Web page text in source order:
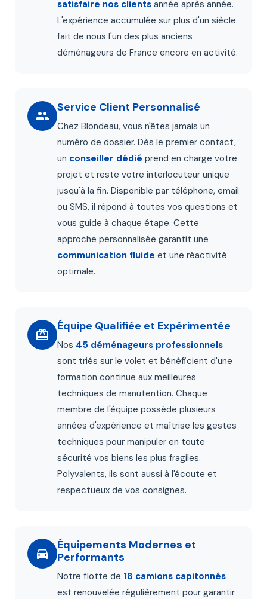
satisfaire nos clients année après année.
L'expérience accumulée sur plus d'un siècle
fait de nous l'un des plus anciens
déménageurs de France encore en activité.
Service Client Personnalisé
Chez Blondeau, vous n'êtes jamais un
numéro de dossier. Dès le premier contact,
un conseiller dédié prend en charge votre
projet et reste votre interlocuteur unique
jusqu'à la fin. Disponible par téléphone, email
ou SMS, il répond à toutes vos questions et
vous guide à chaque étape. Cette
approche personnalisée garantit une
communication fluide et une réactivité
optimale.
Équipe Qualifiée et Expérimentée
Nos 45 déménageurs professionnels
sont triés sur le volet et bénéficient d'une
formation continue aux meilleures
techniques de manutention. Chaque
membre de l'équipe possède plusieurs
années d'expérience et maîtrise les gestes
techniques pour manipuler en toute
sécurité vos biens les plus fragiles.
Polyvalents, ils sont aussi à l'écoute et
respectueux de vos consignes.
Équipements Modernes et
Performants
Notre flotte de 18 camions capitonnés
est renouvelée régulièrement pour garantir